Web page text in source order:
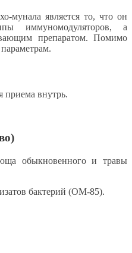
мунала является то, что он
иммуномодуляторов, а
препаратом. Помимо
приема внутрь.
обыкновенного и травы
бактерий (ОМ-85).